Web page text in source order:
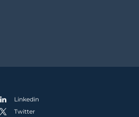
Linkedin
Twitter